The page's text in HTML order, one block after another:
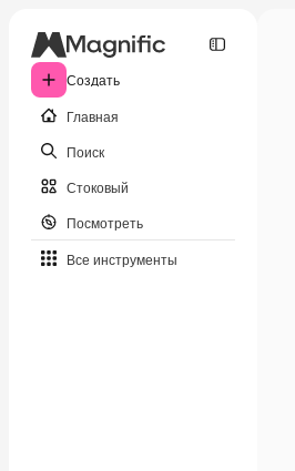
Создать
Главная
Поиск
Стоковый
Посмотреть
Все инструменты